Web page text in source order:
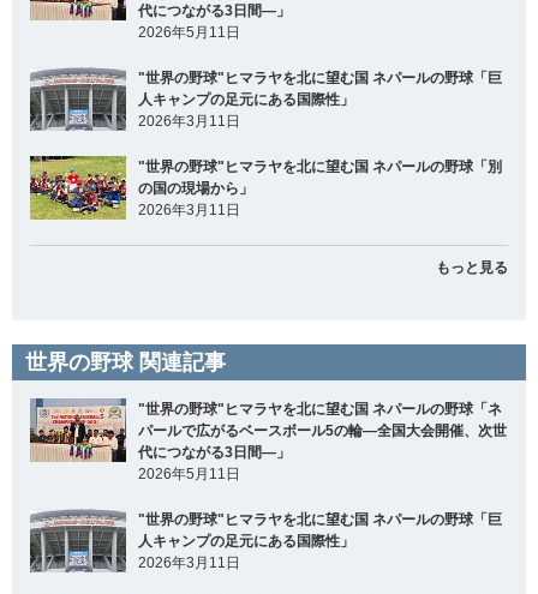
代につながる3日間―」
2026年5月11日
"世界の野球"ヒマラヤを北に望む国 ネパールの野球「巨
人キャンプの足元にある国際性」
2026年3月11日
"世界の野球"ヒマラヤを北に望む国 ネパールの野球「別
の国の現場から」
2026年3月11日
もっと見る
世界の野球 関連記事
"世界の野球"ヒマラヤを北に望む国 ネパールの野球「ネ
パールで広がるベースボール5の輪―全国大会開催、次世
代につながる3日間―」
2026年5月11日
"世界の野球"ヒマラヤを北に望む国 ネパールの野球「巨
人キャンプの足元にある国際性」
2026年3月11日